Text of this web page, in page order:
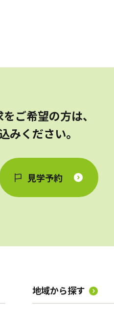
ご希望の方は、
みください。
見学予約
地域から探す